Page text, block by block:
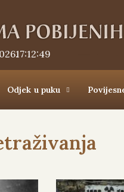
17:12:49
Odjek u puku